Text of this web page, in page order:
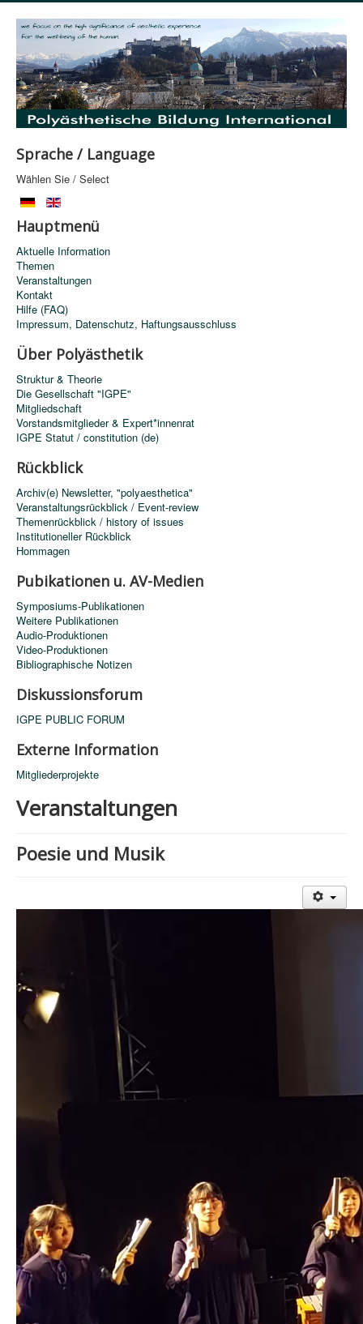
Sprache / Language
Wählen Sie / Select
Hauptmenü
Aktuelle Information
Themen
Veranstaltungen
Kontakt
Hilfe (FAQ)
Impressum, Datenschutz, Haftungsausschluss
Über Polyästhetik
Struktur & Theorie
Die Gesellschaft "IGPE"
Mitgliedschaft
Vorstandsmitglieder & Expert*innenrat
IGPE Statut / constitution (de)
Rückblick
Archiv(e) Newsletter, "polyaesthetica"
Veranstaltungsrückblick / Event-review
Themenrückblick / history of issues
Institutioneller Rückblick
Hommagen
Pubikationen u. AV-Medien
Symposiums-Publikationen
Weitere Publikationen
Audio-Produktionen
Video-Produktionen
Bibliographische Notizen
Diskussionsforum
IGPE PUBLIC FORUM
Externe Information
Mitgliederprojekte
Veranstaltungen
Poesie und Musik